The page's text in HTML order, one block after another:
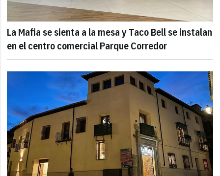
La Mafia se sienta a la mesa y Taco Bell se instalan
en el centro comercial Parque Corredor